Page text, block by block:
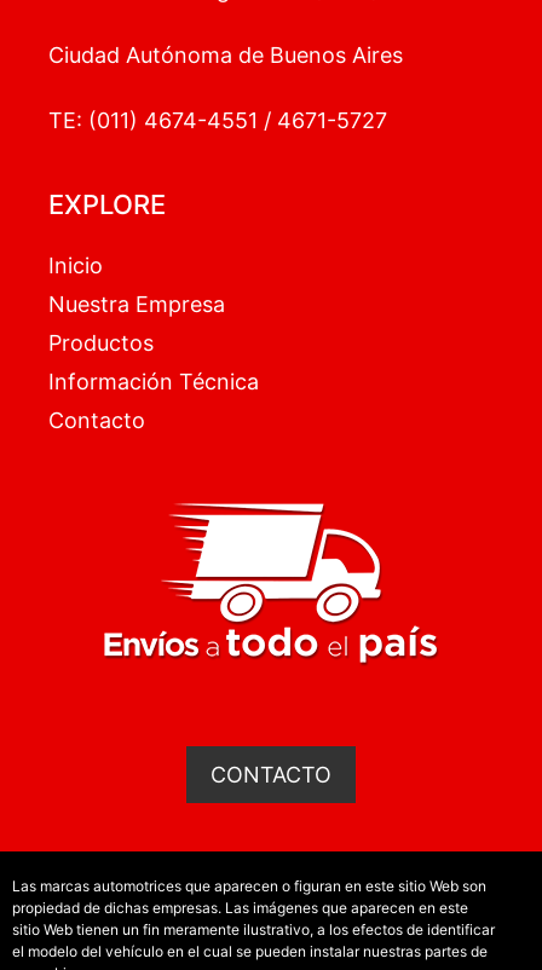
Ciudad Autónoma de Buenos Aires
TE: (011) 4674-4551 / 4671-5727
EXPLORE
Inicio
Nuestra Empresa
Productos
Información Técnica
Contacto
CONTACTO
Las marcas automotrices que aparecen o figuran en este sitio Web son
propiedad de dichas empresas. Las imágenes que aparecen en este
sitio Web tienen un fin meramente ilustrativo, a los efectos de identificar
el modelo del vehículo en el cual se pueden instalar nuestras partes de